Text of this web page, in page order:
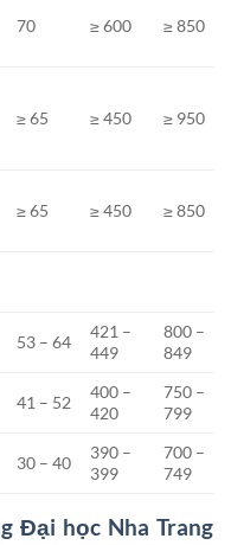
70 ≥ 600 ≥ 850
≥ 65 ≥ 450 ≥ 950
≥ 65 ≥ 450 ≥ 850
53 – 64
421 –
449
800 –
849
41 – 52
400 –
420
750 –
799
30 – 40
390 –
399
700 –
749
Đại học Nha Trang